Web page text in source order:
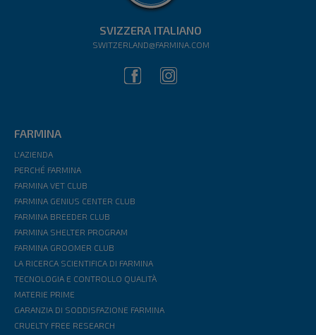
SVIZZERA ITALIANO
SWITZERLAND@FARMINA.COM
FARMINA
L'AZIENDA
PERCHÉ FARMINA
FARMINA VET CLUB
FARMINA GENIUS CENTER CLUB
FARMINA BREEDER CLUB
FARMINA SHELTER PROGRAM
FARMINA GROOMER CLUB
LA RICERCA SCIENTIFICA DI FARMINA
TECNOLOGIA E CONTROLLO QUALITÀ
MATERIE PRIME
GARANZIA DI SODDISFAZIONE FARMINA
CRUELTY FREE RESEARCH